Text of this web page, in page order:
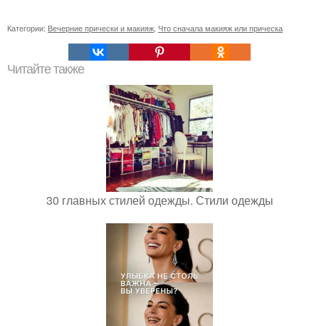
Категории: Вечерние прически и макияж Что сначала макияж или прическа
Читайте также
30 главных стилей одежды. Стили одежды